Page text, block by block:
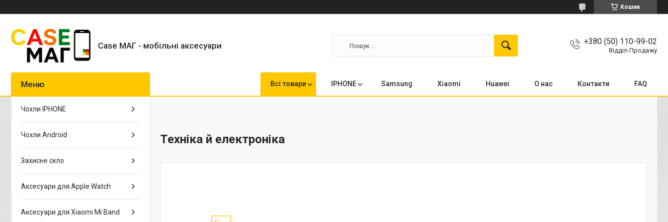
Кошик
Case МАГ - мобільні аксесуари +380 (50) 110-99-02
Відділ Продажу
Всі товари IPHONE Samsung Xiaomi Huawei О нас Контакти FAQ
Техніка й електроніка
Чохли IPHONE
Чохли Android
Захисне скло
Аксесуари для Apple Watch
Аксесуари для Xiaomi Mi Band